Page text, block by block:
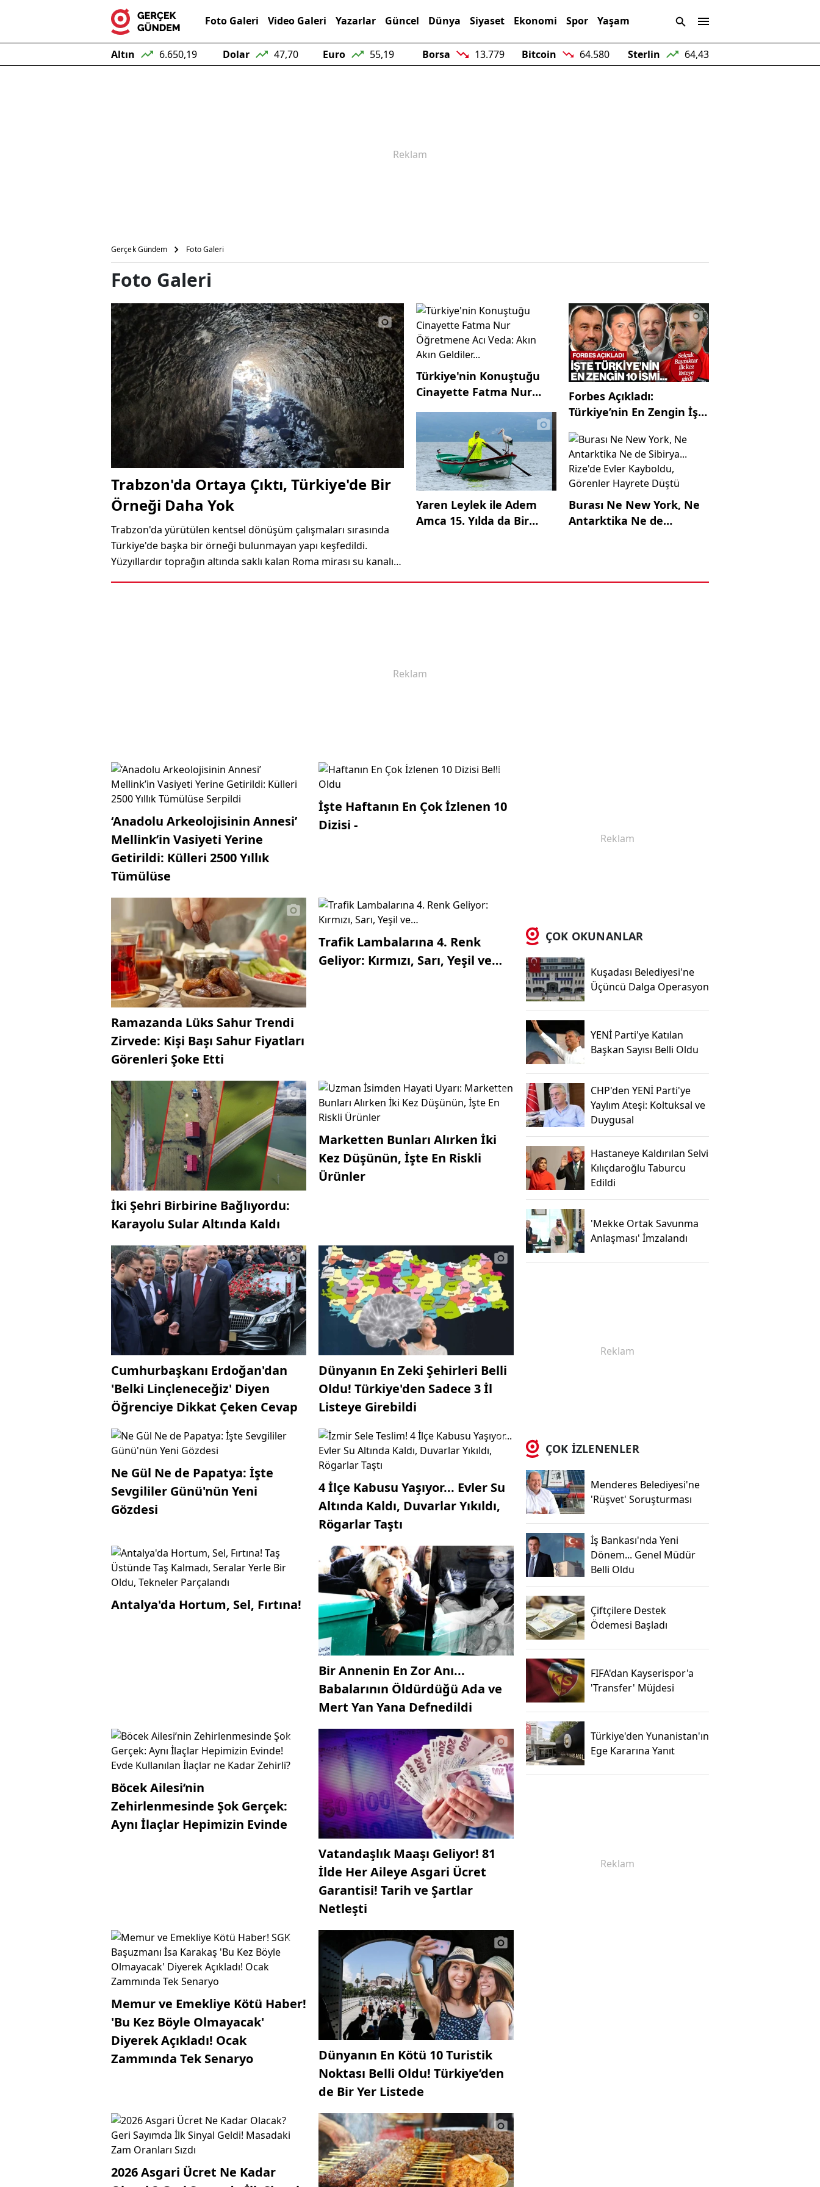
Foto Galeri Video Galeri Yazarlar Güncel Dünya Siyaset Ekonomi Spor
Yaşam
Türkiye
Resmi İlanlar
Altın 6.650,19 Dolar 47,70 Euro 55,19 Borsa 13.779 Bitcoin 64.580 Sterlin 64,43
Gerçek Gündem Foto Galeri
Foto Galeri
Trabzon'da Ortaya Çıktı, Türkiye'de Bir
Örneği Daha Yok
Trabzon'da yürütülen kentsel dönüşüm çalışmaları sırasında
Türkiye'de başka bir örneği bulunmayan yapı keşfedildi.
Yüzyıllardır toprağın altında saklı kalan Roma mirası su kanalı
Türkiye'nin Konuştuğu
Cinayette Fatma Nur
Akın Akın Geldiler...
Yaren Leylek ile Adem
Amca 15. Yılda da Bir
Forbes Açıkladı:
Türkiye’nin En Zengin İş
Selçuk Bayraktar İlk Kez
Listede
Burası Ne New York, Ne
Antarktika Ne de
‘Anadolu Arkeolojisinin Annesi’
Mellink’in Vasiyeti Yerine
Getirildi: Külleri 2500 Yıllık
Tümülüse
İşte Haftanın En Çok İzlenen 10
Dizisi -
Ramazanda Lüks Sahur Trendi
Zirvede: Kişi Başı Sahur Fiyatları
Görenleri Şoke Etti
Trafik Lambalarına 4. Renk
Geliyor: Kırmızı, Sarı, Yeşil ve…
İki Şehri Birbirine Bağlıyordu:
Karayolu Sular Altında Kaldı
Marketten Bunları Alırken İki
Kez Düşünün, İşte En Riskli
Ürünler
Cumhurbaşkanı Erdoğan'dan
'Belki Linçleneceğiz' Diyen
Öğrenciye Dikkat Çeken Cevap
Dünyanın En Zeki Şehirleri Belli
Oldu! Türkiye'den Sadece 3 İl
Listeye Girebildi
Ne Gül Ne de Papatya: İşte
Sevgililer Günü'nün Yeni
Gözdesi
4 İlçe Kabusu Yaşıyor... Evler Su
Altında Kaldı, Duvarlar Yıkıldı,
Rögarlar Taştı
Antalya'da Hortum, Sel, Fırtına!
Bir Annenin En Zor Anı...
Babalarının Öldürdüğü Ada ve
Mert Yan Yana Defnedildi
Böcek Ailesi’nin
Zehirlenmesinde Şok Gerçek:
Aynı İlaçlar Hepimizin Evinde
Vatandaşlık Maaşı Geliyor! 81
İlde Her Aileye Asgari Ücret
Garantisi! Tarih ve Şartlar
Netleşti
Memur ve Emekliye Kötü Haber!
'Bu Kez Böyle Olmayacak'
Diyerek Açıkladı! Ocak
Zammında Tek Senaryo
Dünyanın En Kötü 10 Turistik
Noktası Belli Oldu! Türkiye’den
de Bir Yer Listede
2026 Asgari Ücret Ne Kadar
ÇOK OKUNANLAR
Kuşadası Belediyesi'ne
Üçüncü Dalga Operasyon
YENİ Parti'ye Katılan
Başkan Sayısı Belli Oldu
CHP'den YENİ Parti'ye
Yaylım Ateşi: Koltuksal ve
Duygusal
Hastaneye Kaldırılan Selvi
Kılıçdaroğlu Taburcu
Edildi
'Mekke Ortak Savunma
Anlaşması' İmzalandı
ÇOK İZLENENLER
Menderes Belediyesi'ne
'Rüşvet' Soruşturması
İş Bankası'nda Yeni
Dönem... Genel Müdür
Belli Oldu
Çiftçilere Destek
Ödemesi Başladı
FIFA'dan Kayserispor'a
'Transfer' Müjdesi
Türkiye'den Yunanistan'ın
Ege Kararına Yanıt